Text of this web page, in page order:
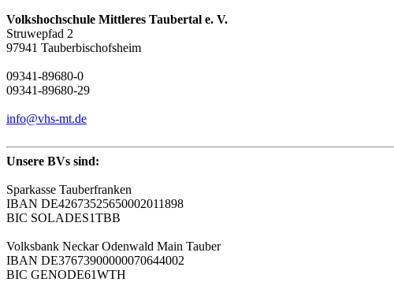
Volkshochschule Mittleres Taubertal e. V.
Struwepfad 2
97941 Tauberbischofsheim
09341-89680-0
09341-89680-29
info@vhs-mt.de
Unsere BVs sind:
Sparkasse Tauberfranken
IBAN DE42673525650002011898
BIC SOLADES1TBB
Volksbank Neckar Odenwald Main Tauber
IBAN DE37673900000070644002
BIC GENODE61WTH